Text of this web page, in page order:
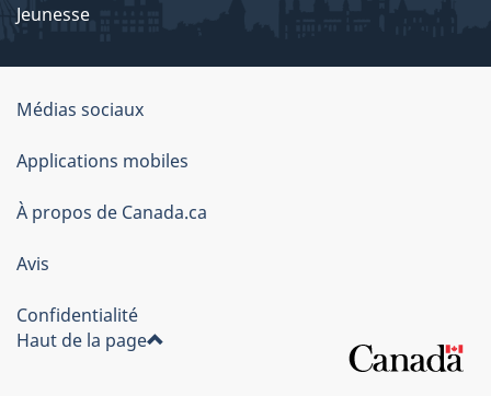
Jeunesse
À
propos
de
ce
site
Médias sociaux
Applications mobiles
À propos de Canada.ca
Avis
Confidentialité
Haut de la page